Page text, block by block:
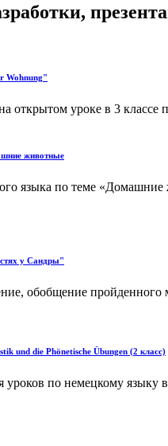
Wohnung"
открытом уроке в 3
животные
языка по теме «Домашние
у Сандры"
обобщение
und die Phönetische Übungen (2 класс)
уроков по немецкому